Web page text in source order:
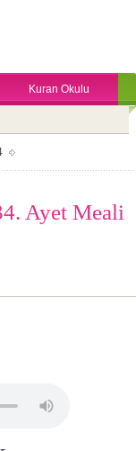
Kuran Okulu
Ayet Meali